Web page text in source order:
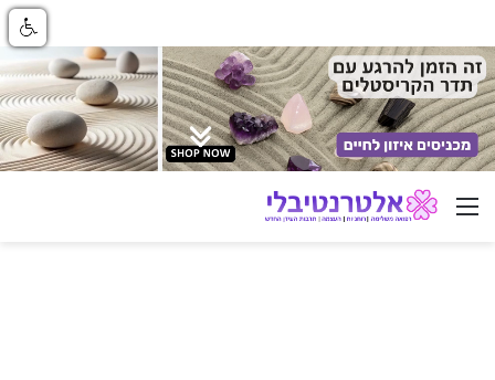
ניווט באתר